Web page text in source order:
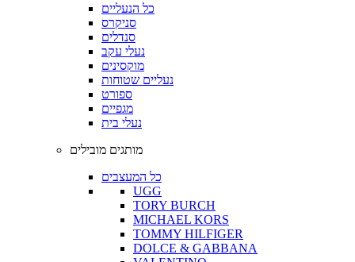
כל הנעליים
סניקרס
סנדלים
נעלי עקב
מוקסינים
נעליים שטוחות
ספורט
מגפיים
נעלי בית
מותגים מובילים
כל המעצבים
UGG
TORY BURCH
MICHAEL KORS
TOMMY HILFIGER
DOLCE & GABBANA